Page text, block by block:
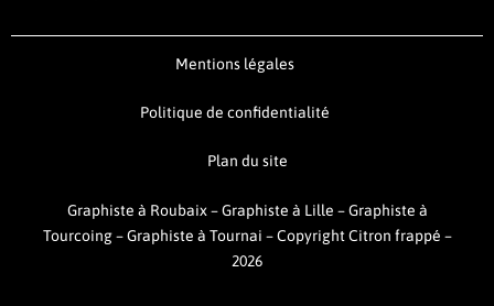
Mentions légales
Politique de confidentialité
Plan du site
Graphiste à Roubaix –Graphiste à Lille –Graphiste à
Tourcoing–Graphiste à Tournai –Copyright Citron frappé –
2026